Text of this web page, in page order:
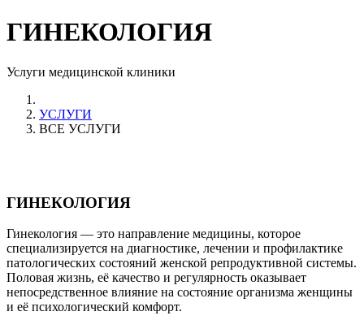
ГИНЕКОЛОГИЯ
Услуги медицинской клиники
УСЛУГИ
ВСЕ УСЛУГИ
ГИНЕКОЛОГИЯ
Гинекология — это направление медицины, которое
специализируется на диагностике, лечении и профилактике
патологических состояний женской репродуктивной системы.
Половая жизнь, её качество и регулярность оказывает
непосредственное влияние на состояние организма женщины
и её психологический комфорт.